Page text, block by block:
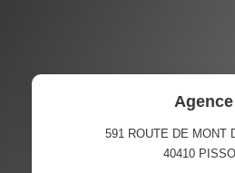
Agence
591 ROUTE DE MONT
40410